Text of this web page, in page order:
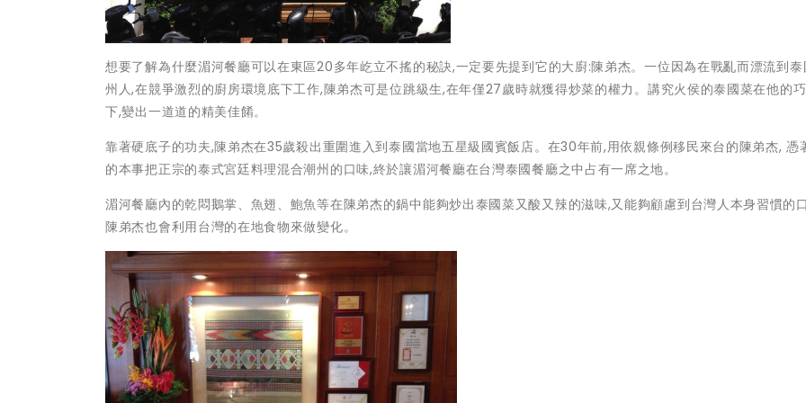
想要了解為什麼湄河餐廳可以在東區20多年屹立不搖的秘訣,一定要先提到它的大廚:陳弟杰。一位因為在戰亂而漂流到泰
州人,在競爭激烈的廚房環境底下工作,陳弟杰可是位跳級生,在年僅27歲時就獲得炒菜的權力。講究火侯的泰國菜在他的
下,變出一道道的精美佳餚。
靠著硬底子的功夫,陳弟杰在35歲殺出重圍進入到泰國當地五星級國賓飯店。在30年前,用依親條例移民來台的陳弟杰, 憑
的本事把正宗的泰式宮廷料理混合潮州的口味,終於讓湄河餐廳在台灣泰國餐廳之中占有一席之地。
湄河餐廳內的乾悶鵝掌、魚翅、鮑魚等在陳弟杰的鍋中能夠炒出泰國菜又酸又辣的滋味,又能夠顧慮到台灣人本身習慣的口
陳弟杰也會利用台灣的在地食物來做變化。